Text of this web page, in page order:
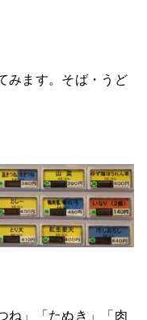
みます。そば・うど
ね」「たぬき」「肉